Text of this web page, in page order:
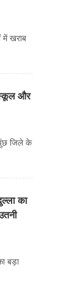
में खराब
स्कूल और
जिले के
का
बड़ा